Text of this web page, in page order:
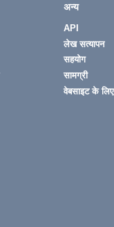
अन्य
API
लेख सत्यापन
सहयोग
सामग्री
वेबसाइट के